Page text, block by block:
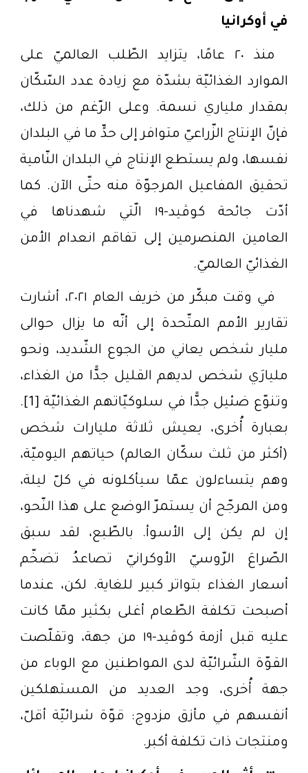
في أوكرانيا
منذ ٢٠ عامًا، يتزايد الطّلب العالميّ على
الموارد الغذائيّة بشدّة مع زيادة عدد السّكّان
بمقدار ملياري نسمة. وعلى الرّغم من ذلك،
فإنّ الإنتاج الزّراعيّ متوافر إلى حدٍّ ما في البلدان
نفسها، ولم يستطع الإنتاج في البلدان النّامية
تحقيق المفاعيل المرجوّة منه حتّى الآن. كما
أدّت جائحة كوڤيد-١٩ الّتي شهدناها في
العامين المنصرمين إلى تفاقم انعدام الأمن
الغذائيّ العالميّ.
في وقت مبكّر من خريف العام ٢٠٢١، أشارت
تقارير الأمم المتّحدة إلى أنّه ما يزال حوالى
مليار شخص يعاني من الجوع الشّديد، ونحو
مليارَي شخص لديهم القليل جدًّا من الغذاء،
وتنوّع ضئيل جدًّا في سلوكيّاتهم الغذائيّة [1].
بعبارة أُخرى، يعيش ثلاثة مليارات شخص
(أكثر من ثلث سكّان العالم) حياتهم اليوميّة،
وهم يتساءلون عمّا سيأكلونه في كلّ ليلة،
ومن المرجّح أن يستمرّ الوضع على هذا النّحو،
إن لم يكن إلى الأسوأ. بالطّبع، لقد سبق
الصّراعَ الرّوسيّ الأوكرانيّ تصاعدُ تضخّم
أسعار الغذاء بتواتر كبير للغاية. لكن، عندما
أصبحت تكلفة الطّعام أغلى بكثير ممّا كانت
عليه قبل أزمة كوڤيد-١٩ من جهة، وتقلّصت
القوّة الشّرائيّة لدى المواطنين مع الوباء من
جهة أُخرى، وجد العديد من المستهلكين
أنفسهم في مأزق مزدوج: قوّة شرائيّة أقلّ،
ومنتجات ذات تكلفة أكبر.